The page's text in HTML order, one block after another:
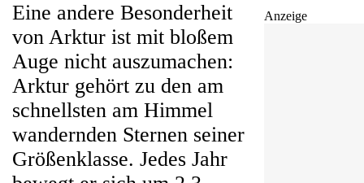
Anzeige
Eine andere Besonderheit
von Arktur ist mit bloßem
Auge nicht auszumachen:
Arktur gehört zu den am
schnellsten am Himmel
wandernden Sternen seiner
Größenklasse. Jedes Jahr